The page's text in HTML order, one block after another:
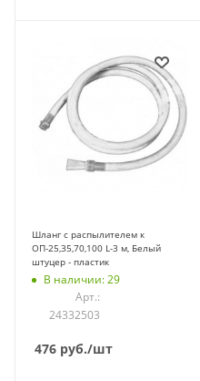
Шланг с распылителем к
ОП-25,35,70,100 L-3 м, Белый
штуцер - пластик
В наличии: 29
Арт.:
24332503
476 руб./шт